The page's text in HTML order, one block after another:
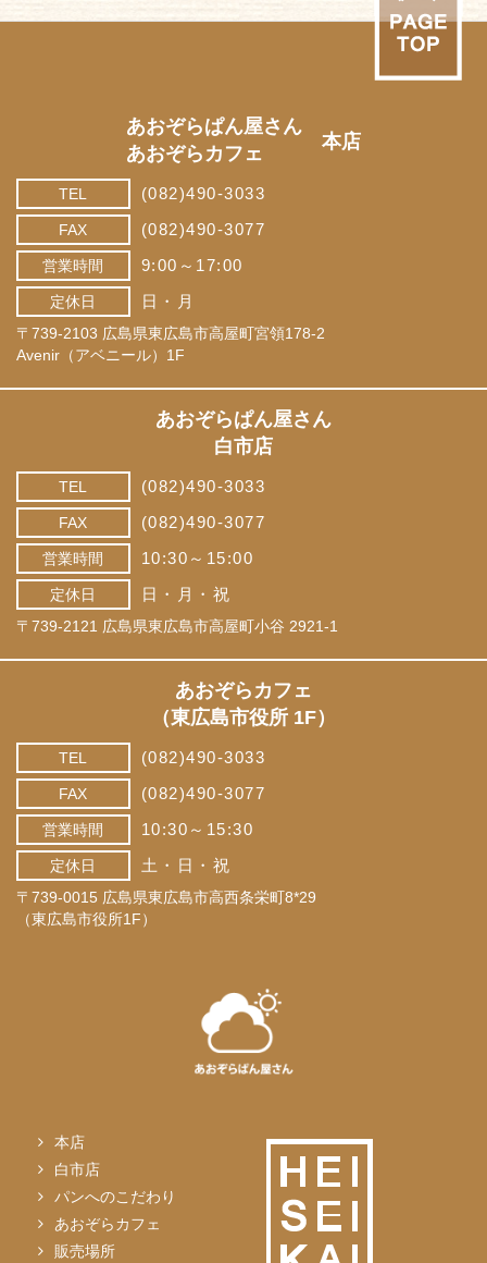
あおぞらぱん屋さん
本店
あおぞらカフェ
TEL (082)490-3033
FAX (082)490-3077
営業時間 9:00～17:00
定休日 日・月
〒739-2103 広島県東広島市高屋町宮領178-2
Avenir（アベニール）1F
あおぞらぱん屋さん
白市店
TEL (082)490-3033
FAX (082)490-3077
営業時間 10:30～15:00
定休日 日・月・祝
〒739-2121 広島県東広島市高屋町小谷 2921-1
あおぞらカフェ
（東広島市役所 1F）
TEL (082)490-3033
FAX (082)490-3077
営業時間 10:30～15:30
定休日 土・日・祝
〒739-0015 広島県東広島市高西条栄町8*29
（東広島市役所1F）
本店
白市店
パンへのこだわり
あおぞらカフェ
販売場所